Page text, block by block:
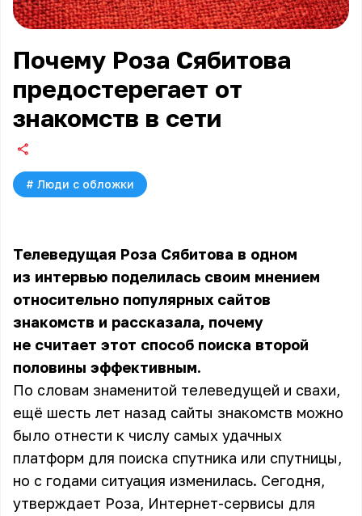
Почему Роза Сябитова
предостерегает от
знакомств в сети
# Люди с обложки
Телеведущая Роза Сябитова в одном
из интервью поделилась своим мнением
относительно популярных сайтов
знакомств и рассказала, почему
не считает этот способ поиска второй
половины эффективным.
По словам знаменитой телеведущей и свахи,
ещё шесть лет назад сайты знакомств можно
было отнести к числу самых удачных
платформ для поиска спутника или спутницы,
но с годами ситуация изменилась. Сегодня,
утверждает Роза, Интернет-сервисы для